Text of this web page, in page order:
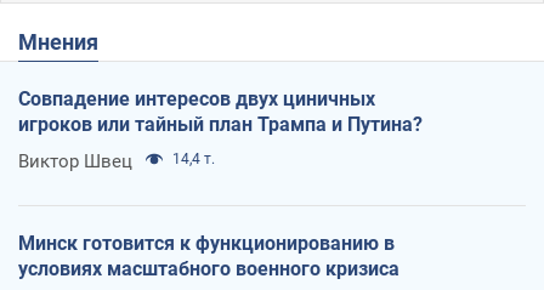
Мнения
Совпадение интересов двух циничных
игроков или тайный план Трампа и Путина?
Виктор Швец 14,4 т.
Минск готовится к функционированию в
условиях масштабного военного кризиса